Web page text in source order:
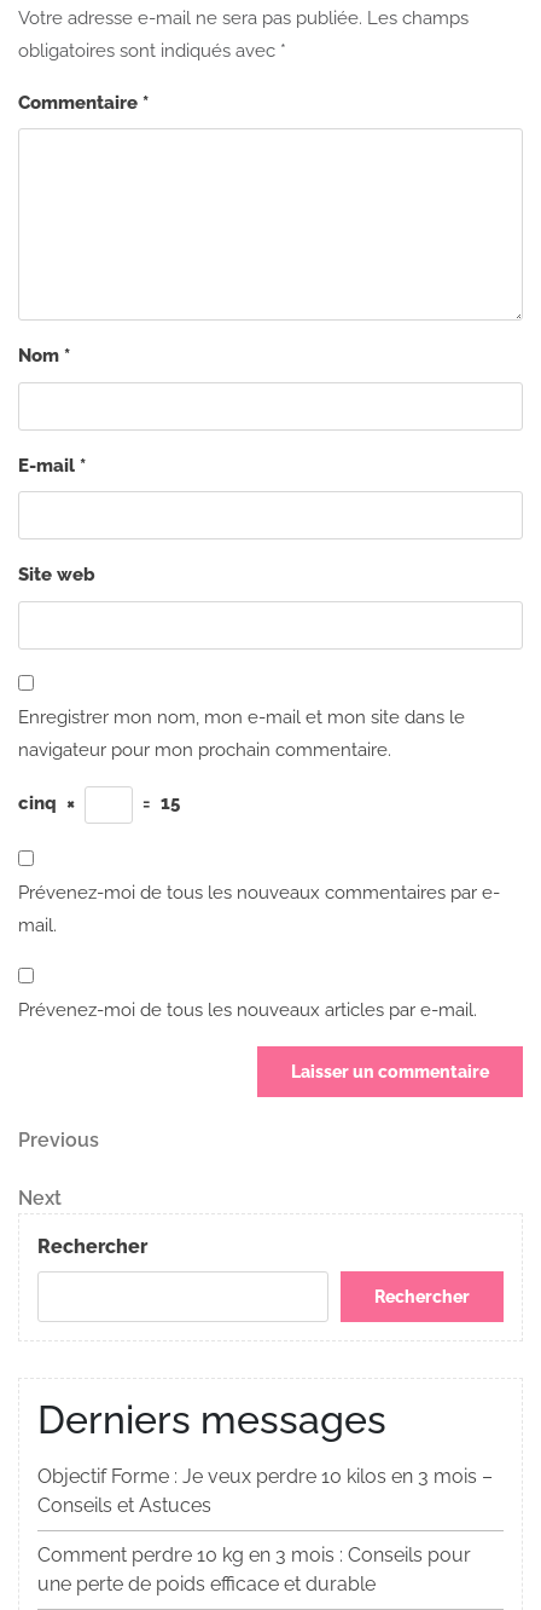
Votre adresse e-mail ne sera pas publiée. Les champs
obligatoires sont indiqués avec *
Commentaire *
Nom *
E-mail *
Site web
Enregistrer mon nom, mon e-mail et mon site dans le
navigateur pour mon prochain commentaire.
cinq × = 15
Prévenez-moi de tous les nouveaux commentaires par e-
mail.
Prévenez-moi de tous les nouveaux articles par e-mail.
Navigation
de
l’article
Previous
Previous
Next
Post
Next
Rechercher
Rechercher
Derniers messages
Objectif Forme : Je veux perdre 10 kilos en 3 mois –
Conseils et Astuces
Comment perdre 10 kg en 3 mois : Conseils pour
une perte de poids efficace et durable